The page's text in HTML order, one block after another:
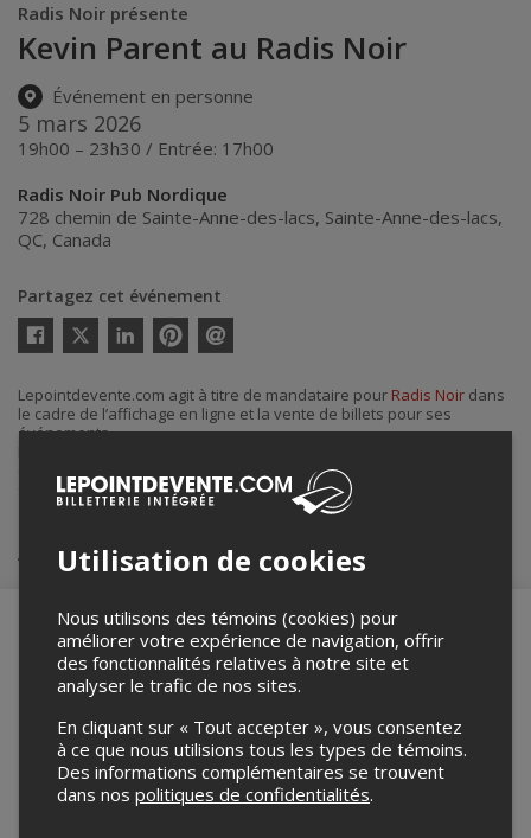
Radis Noir présente
Kevin Parent au Radis Noir
Événement en personne
5 mars 2026
19h00 – 23h30 / Entrée: 17h00
Radis Noir Pub Nordique
728 chemin de Sainte-Anne-des-lacs, Sainte-Anne-des-lacs,
QC, Canada
Partagez cet événement
Twitter
courriel
Lepointdevente.com agit à titre de mandataire pour Radis Noir dans
le cadre de l’affichage en ligne et la vente de billets pour ses
événements.
contacter l’organisateur de l’événement, Radis Noir
sylvain@radisnoir.ca.
Achat de billets
Merci de confirmer que vous n'êtes pas un
Utilisation de cookies
Nous utilisons des témoins (cookies) pour
améliorer votre expérience de navigation, offrir
des fonctionnalités relatives à notre site et
analyser le trafic de nos sites.
En cliquant sur « Tout accepter », vous consentez
à ce que nous utilisions tous les types de témoins.
Des informations complémentaires se trouvent
dans nos politiques de confidentialités.